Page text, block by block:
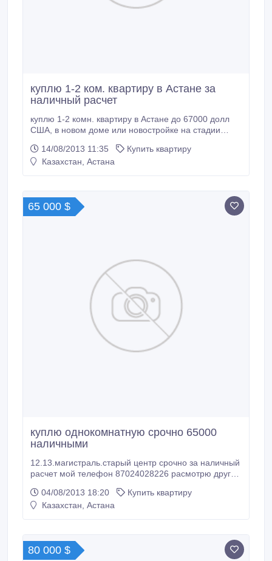
куплю 1-2 ком. квартиру в Астане за
наличный расчет
куплю 1-2 комн. квартиру в Астане до 67000 долл
США, в новом доме или новостройке на стадии
9 этажи , , окраины не предлагать.
14/08/2013 11:35
Купить квартиру
Казахстан, Астана
65 000 $
куплю однокомнатную срочно 65000
наличными
12.13.магистраль.старый центр срочно за наличный
расчет мой телефон 87024028226 расмотрю другие
04/08/2013 18:20
Купить квартиру
Казахстан, Астана
80 000 $